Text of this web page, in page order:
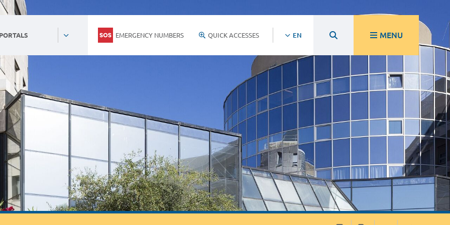
EMERGENCY NUMBERS QUICK ACCESSES EN MENU